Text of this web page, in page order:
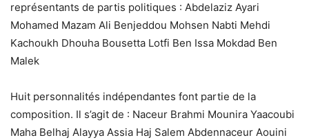
représentants de partis politiques : Abdelaziz Ayari
Mohamed Mazam Ali Benjeddou Mohsen Nabti Mehdi
Kachoukh Dhouha Bousetta Lotfi Ben Issa Mokdad Ben
Malek
Huit personnalités indépendantes font partie de la
composition. Il s’agit de : Naceur Brahmi Mounira Yaacoubi
Maha Belhaj Alayya Assia Haj Salem Abdennaceur Aouini